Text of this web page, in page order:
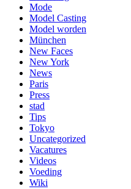
Mode
Model Casting
Model worden
München
New Faces
New York
News
Paris
Press
stad
Tips
Tokyo
Uncategorized
Vacatures
Videos
Voeding
Wiki